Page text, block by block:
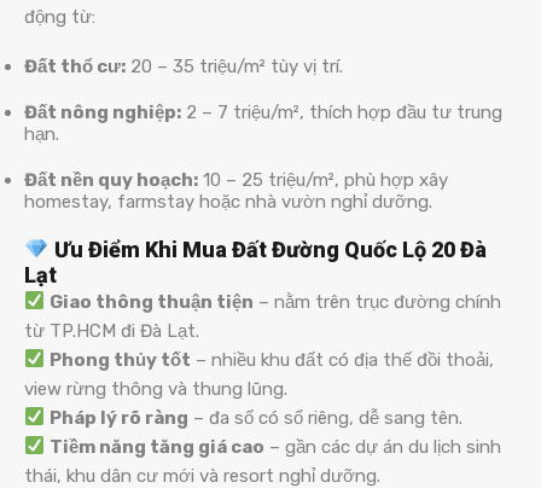
động từ:
Đất thổ cư: 20 – 35 triệu/m² tùy vị trí.
Đất nông nghiệp: 2 – 7 triệu/m², thích hợp đầu tư trung
hạn.
Đất nền quy hoạch: 10 – 25 triệu/m², phù hợp xây
homestay, farmstay hoặc nhà vườn nghỉ dưỡng.
Ưu Điểm Khi Mua Đất Đường Quốc Lộ 20 Đà
Lạt
Giao thông thuận tiện – nằm trên trục đường chính
từ TP.HCM đi Đà Lạt.
Phong thủy tốt – nhiều khu đất có địa thế đồi thoải,
view rừng thông và thung lũng.
Pháp lý rõ ràng – đa số có sổ riêng, dễ sang tên.
Tiềm năng tăng giá cao – gần các dự án du lịch sinh
thái, khu dân cư mới và resort nghỉ dưỡng.